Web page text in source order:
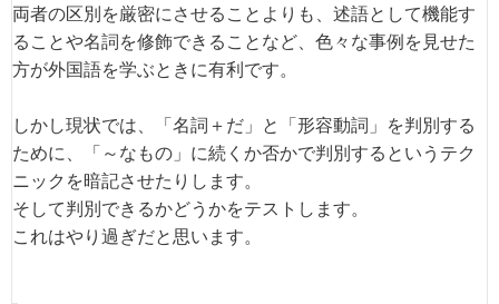
両者の区別を厳密にさせることよりも、述語として機能す
ることや名詞を修飾できることなど、色々な事例を見せた
方が外国語を学ぶときに有利です。
しかし現状では、「名詞＋だ」と「形容動詞」を判別する
ために、「～なもの」に続くか否かで判別するというテク
ニックを暗記させたりします。
そして判別できるかどうかをテストします。
これはやり過ぎだと思います。